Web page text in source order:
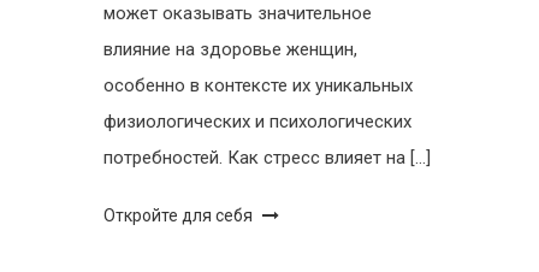
может оказывать значительное
влияние на здоровье женщин,
особенно в контексте их уникальных
физиологических и психологических
потребностей. Как стресс влияет на […]
Откройте для себя